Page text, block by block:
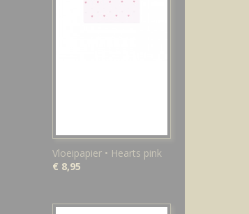
Vloeipapier • Hearts pink
€ 8,95